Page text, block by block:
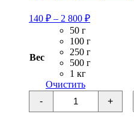
140 ₽ – 2 800 ₽Диапазон
140 ₽
–
2
Вес
50 г
100 г
250 г
500 г
1 кг
Очистить
-
Количество
товара
Граф
+